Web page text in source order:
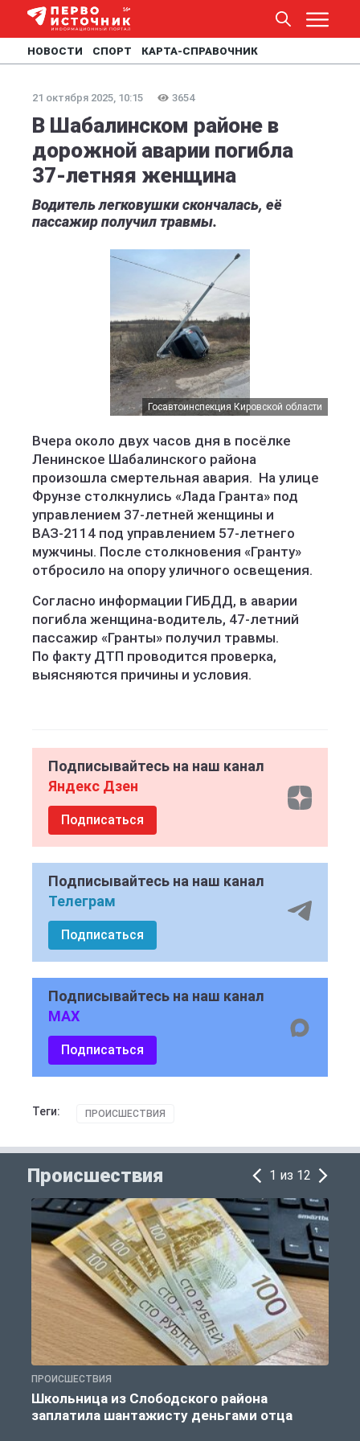
НОВОСТИ СПОРТ КАРТА-СПРАВОЧНИК
21 октября 2025, 10:15 3654
В Шабалинском районе в
дорожной аварии погибла
37-летняя женщина
Водитель легковушки скончалась, её
пассажир получил травмы.
Госавтоинспекция Кировской области
Вчера около двух часов дня в посёлке
Ленинское Шабалинского района
произошла смертельная авария. На улице
Фрунзе столкнулись «Лада Гранта» под
управлением 37-летней женщины и
ВАЗ-2114 под управлением 57-летнего
мужчины. После столкновения «Гранту»
отбросило на опору уличного освещения.
Согласно информации ГИБДД, в аварии
погибла женщина-водитель, 47-летний
пассажир «Гранты» получил травмы.
По факту ДТП проводится проверка,
выясняются причины и условия.
Подписывайтесь на наш канал
Яндекс Дзен
Подписаться
Подписывайтесь на наш канал
Телеграм
Подписаться
Подписывайтесь на наш канал
MAX
Подписаться
Теги: ПРОИСШЕСТВИЯ
Происшествия 1 из 12
ПРОИСШЕСТВИЯ
Школьница из Слободского района
заплатила шантажисту деньгами отца